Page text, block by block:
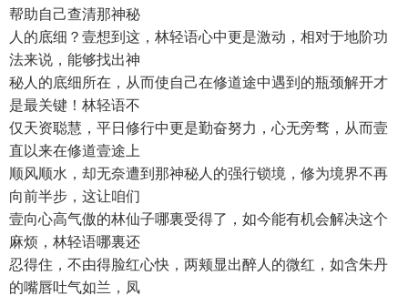
帮助自己查清那神秘
人的底细？壹想到这，林轻语心中更是激动，相对于地阶功
法来说，能够找出神
秘人的底细所在，从而使自己在修道途中遇到的瓶颈解开才
是最关键！林轻语不
仅天资聪慧，平日修行中更是勤奋努力，心无旁骛，从而壹
直以来在修道壹途上
顺风顺水，却无奈遭到那神秘人的强行锁境，修为境界不再
向前半步，这让咱们
壹向心高气傲的林仙子哪裏受得了，如今能有机会解决这个
麻烦，林轻语哪裏还
忍得住，不由得脸红心快，两颊显出醉人的微红，如含朱丹
的嘴唇吐气如兰，凤